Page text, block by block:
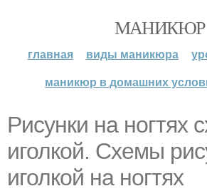
МАНИКЮР
главная виды маникюра
маникюр в домашних
Рисунки на ногтях
иголкой. Схемы
иголкой на ногтях